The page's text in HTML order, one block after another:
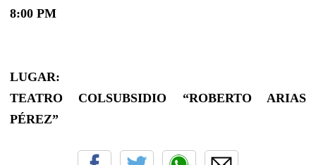
8:00 PM
LUGAR:
TEATRO COLSUBSIDIO “ROBERTO ARIAS
PÉREZ”